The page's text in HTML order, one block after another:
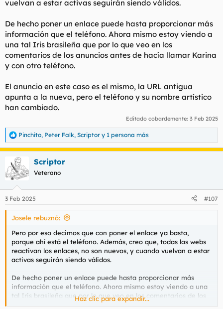
de la profesional, no es lo mismo que yo tenga unas
un mal trabajo.
Resumen, independientemente de 'los mirones', no sé de qué
serviría un foro de experiencias sin algún dato que
mínimamente identifique de quién estás hablando.
En el ejemplo del restaurante es como poner "ayer me
vuelvan a estar activas seguirán siendo válidos.
De hecho poner un enlace puede hasta proporcionar más
información que el teléfono. Ahora mismo estoy viendo a
una tal Iris brasileña que por lo que veo en los
comentarios de los anuncios antes de hacía llamar Karina
y con otro teléfono.
El anuncio en este caso es el mismo, la URL antigua
apunta a la nueva, pero el teléfono y su nombre artístico
han cambiado.
Editado cobardemente: 3 Feb 2025
R
e
a
c
c
i
e
s
Pinchito, Peter Falk, Scriptor y 1 persona más
Scriptor
Veterano
3 Feb 2025 #107
Josele rebuznó:
Pero por eso decimos que con poner el enlace ya basta,
porque ahí está el teléfono. Además, creo que, todas las webs
reactivan los enlaces, no son nuevos, y cuando vuelvan a estar
activas seguirán siendo válidos.
De hecho poner un enlace puede hasta proporcionar más
información que el teléfono. Ahora mismo estoy viendo a una
tal Iris brasileña que por lo que veo en los comentarios de los
anuncios antes de hacía llamar Karina y con otro teléfono.
Haz clic para expandir...